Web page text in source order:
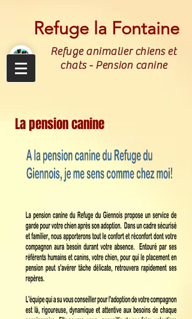
Refuge la Fontaine
Refuge animalier chiens et
chats - Pension canine
La pension canine